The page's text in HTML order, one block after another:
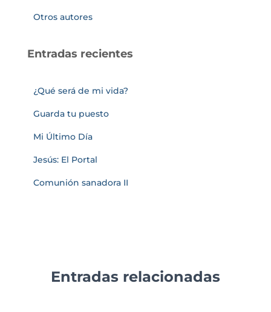
Otros autores
Entradas recientes
¿Qué será de mi vida?
Guarda tu puesto
Mi Último Día
Jesús: El Portal
Comunión sanadora II
Entradas relacionadas